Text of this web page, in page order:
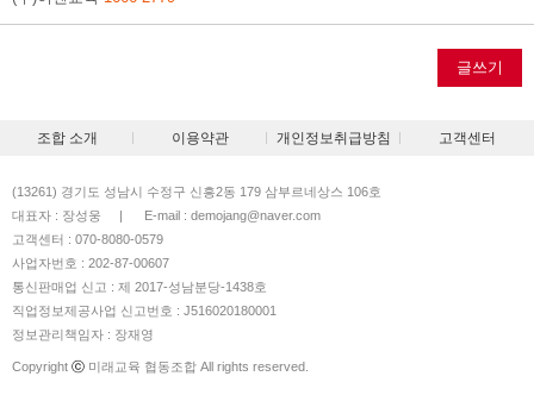
글쓰기
조합 소개 이용약관 개인정보취급방침 고객센터
(13261) 경기도 성남시 수정구 신흥2동 179 삼부르네상스 106호
대표자 : 장성웅
|
E-mail : demojang@naver.com
고객센터 : 070-8080-0579
사업자번호 : 202-87-00607
통신판매업 신고 : 제 2017-성남분당-1438호
직업정보제공사업 신고번호 : J516020180001
정보관리책임자 : 장재영
Copyright ⓒ 미래교육 협동조합 All rights reserved.